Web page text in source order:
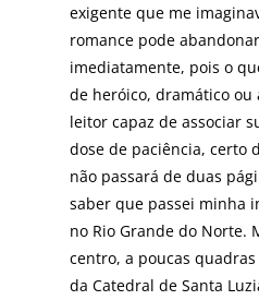
exigente que me
romance pode
imediatamente, pois o
de heróico, dramático ou
leitor capaz de associar
dose de paciência, certo
não passará de duas
saber que passei minha
no Rio Grande do Norte.
centro, a poucas
da Catedral de Santa